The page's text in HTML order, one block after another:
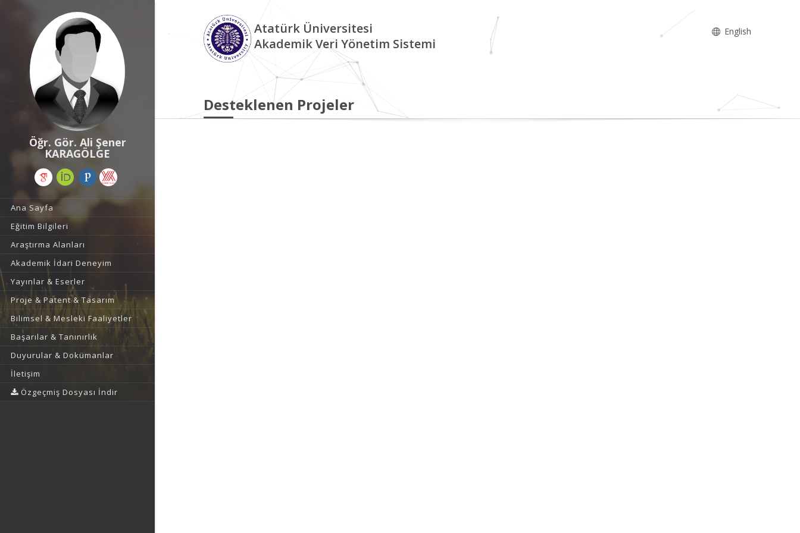
Öğr. Gör. Ali Şener
KARAGÖLGE
Ana Sayfa
Eğitim Bilgileri
Araştırma Alanları
Akademik İdari Deneyim
Yayınlar & Eserler
Proje & Patent & Tasarım
Bilimsel & Mesleki Faaliyetler
Başarılar & Tanınırlık
Duyurular & Dokümanlar
İletişim
Özgeçmiş Dosyası İndir
Atatürk Üniversitesi
Akademik Veri Yönetim Sistemi
English
Desteklenen Projeler